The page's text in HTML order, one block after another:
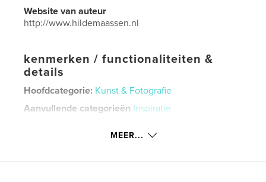
Website van auteur
http://www.hildemaassen.nl
kenmerken / functionaliteiten &
details
Hoofdcategorie: Kunst & Fotografie
Aanvullende categorieën Inspiratie
MEER...